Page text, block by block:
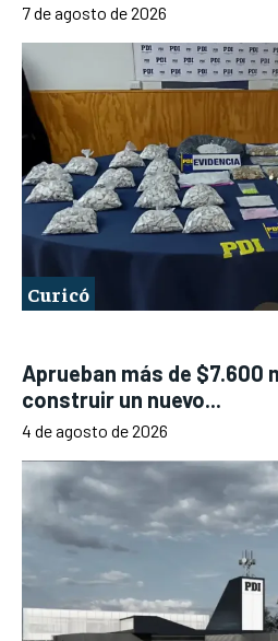
7 de agosto de 2026
Curicó
Aprueban más de $7.600
construir un nuevo...
4 de agosto de 2026